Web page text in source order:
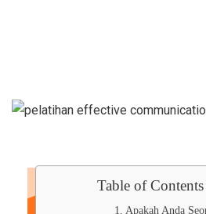
Table of Contents
Apakah Anda